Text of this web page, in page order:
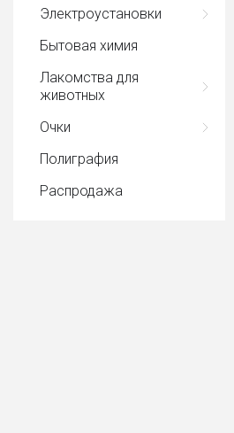
Электроустановки
Бытовая химия
Лакомства для
животных
Очки
Полиграфия
Распродажа